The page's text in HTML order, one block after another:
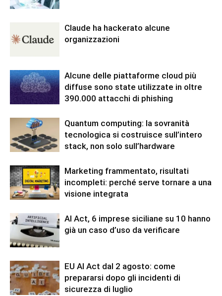
Claude ha hackerato alcune
organizzazioni
Alcune delle piattaforme cloud più
diffuse sono state utilizzate in oltre
390.000 attacchi di phishing
Quantum computing: la sovranità
tecnologica si costruisce sull’intero
stack, non solo sull’hardware
Marketing frammentato, risultati
incompleti: perché serve tornare a una
visione integrata
AI Act, 6 imprese siciliane su 10 hanno
già un caso d’uso da verificare
EU AI Act dal 2 agosto: come
prepararsi dopo gli incidenti di
sicurezza di luglio